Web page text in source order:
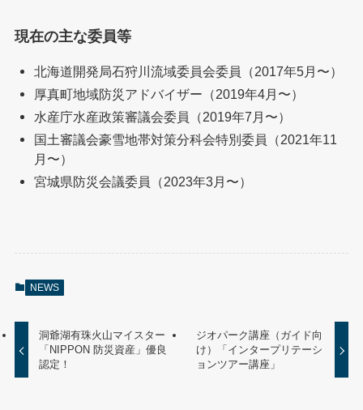
現在の主な委員等
北海道開発局石狩川流域委員会委員（2017年5月〜）
厚真町地域防災アドバイザー（2019年4月〜）
水産庁水産政策審議会委員（2019年7月〜）
国土審議会豪雪地帯対策分科会特別委員（2021年11
月〜）
宮城県防災会議委員（2023年3月〜）
NEWS
洞爺湖有珠火山マイスター
「NIPPON 防災資産」優良
認定！
ジオパーク講座（ガイド向
け）「インタープリテーシ
ョンツアー講座」